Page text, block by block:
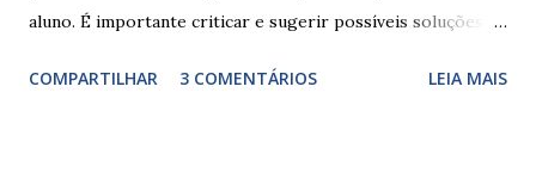
aluno. É importante criticar e sugerir possíveis soluções.
exercitação. E encontrar a melhor maneira de expressar o
COMPARTILHAR 3 COMENTÁRIOS LEIA MAIS